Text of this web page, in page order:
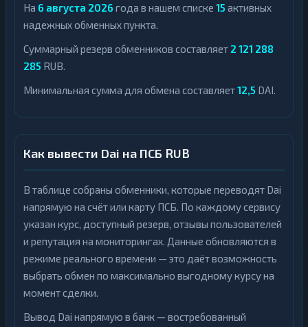
На 6 августа 2026 года в нашем списке 15 активных
надежных обменных пункта.
Суммарный резерв обменников составляет 2 121 288
285 RUB.
Минимальная сумма для обмена составляет12,5 DAI.
Как вывести Dai на ПСБ RUB
В таблице собраны обменники, которые переводят Dai
напрямую на счёт или карту ПСБ. По каждому сервису
указан курс, доступный резерв, отзывы пользователей
и репутация на мониторингах. Данные обновляются в
режиме реального времени — это даёт возможность
выбрать обмен по максимально выгодному курсу на
момент сделки.
Вывод Dai напрямую в банк — востребованный